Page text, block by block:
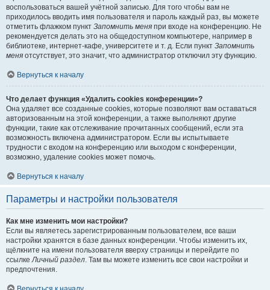
воспользоваться вашей учётной записью. Для того чтобы вам не
приходилось вводить имя пользователя и пароль каждый раз, вы можете
отметить флажком пункт Запомнить меня при входе на конференцию. Не
рекомендуется делать это на общедоступном компьютере, например в
библиотеке, интернет-кафе, университете и т. д. Если пункт Запомнить
меня отсутствует, это значит, что администратор отключил эту функцию.
Вернуться к началу
Что делает функция «Удалить cookies конференции»?
Она удаляет все созданные cookies, которые позволяют вам оставаться
авторизованным на этой конференции, а также выполняют другие
функции, такие как отслеживание прочитанных сообщений, если эта
возможность включена администратором. Если вы испытываете
трудности с входом на конференцию или выходом с конференции,
возможно, удаление cookies может помочь.
Вернуться к началу
Параметры и настройки пользователя
Как мне изменить мои настройки?
Если вы являетесь зарегистрированным пользователем, все ваши
настройки хранятся в базе данных конференции. Чтобы изменить их,
щёлкните на имени пользователя вверху страницы и перейдите по
ссылкеЛичный раздел. Там вы можете изменить все свои настройки и
предпочтения.